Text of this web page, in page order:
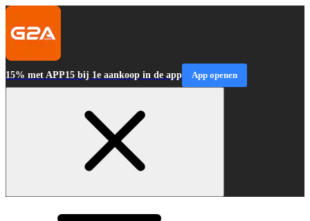
15% met APP15 bij 1e aankoop in de app App openen